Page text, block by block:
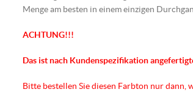
Menge am besten in einem einzigen
ACHTUNG!!!
Das ist nach Kundenspezifikation
Bitte bestellen Sie diesen Farbton nur dann,